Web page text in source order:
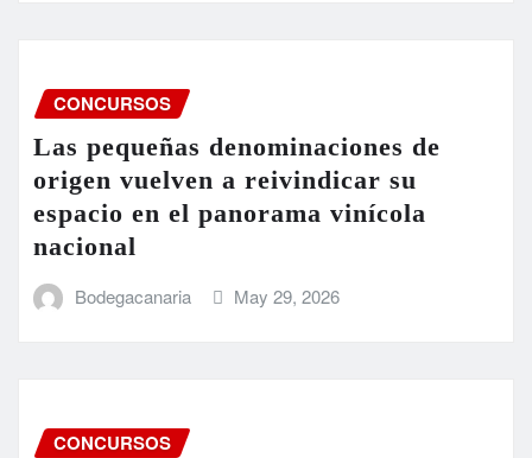
CONCURSOS
Las pequeñas denominaciones de
origen vuelven a reivindicar su
espacio en el panorama vinícola
nacional
Bodegacanaria May 29, 2026
CONCURSOS